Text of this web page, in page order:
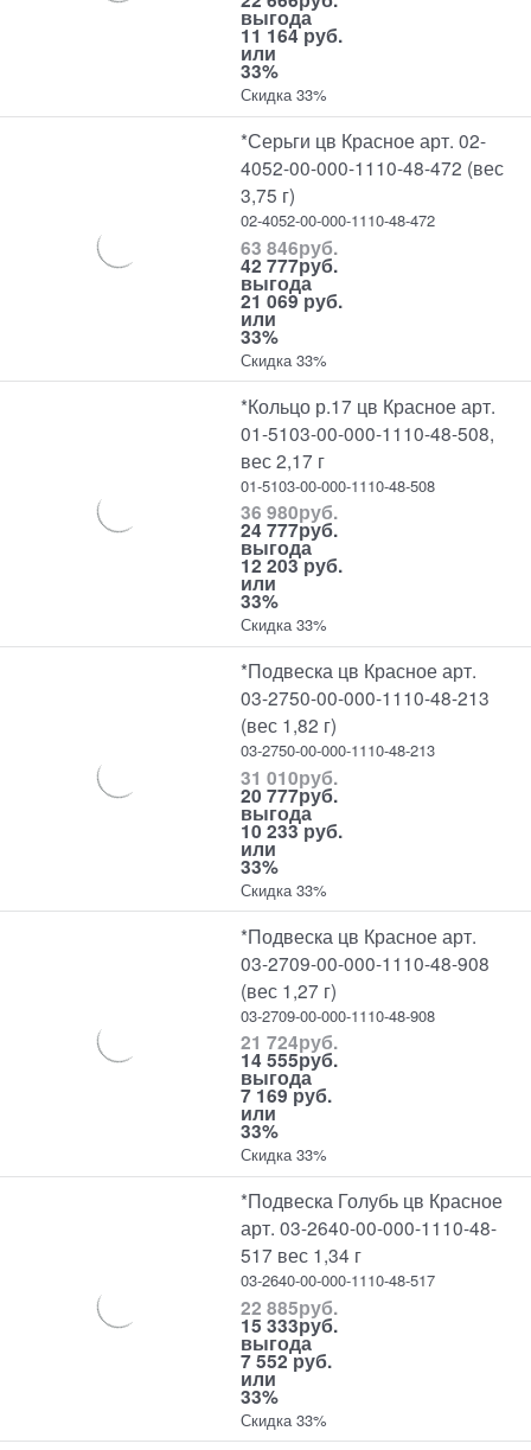
выгода
11 164 руб.
или
33%
Скидка 33%
*Серьги цв Красное арт. 02-
4052-00-000-1110-48-472 (вес
3,75 г)
02-4052-00-000-1110-48-472
63 846руб.
42 777руб.
выгода
21 069 руб.
или
33%
Скидка 33%
*Кольцо р.17 цв Красное арт.
01-5103-00-000-1110-48-508,
вес 2,17 г
01-5103-00-000-1110-48-508
36 980руб.
24 777руб.
выгода
12 203 руб.
или
33%
Скидка 33%
*Подвеска цв Красное арт.
03-2750-00-000-1110-48-213
(вес 1,82 г)
03-2750-00-000-1110-48-213
31 010руб.
20 777руб.
выгода
10 233 руб.
или
33%
Скидка 33%
*Подвеска цв Красное арт.
03-2709-00-000-1110-48-908
(вес 1,27 г)
03-2709-00-000-1110-48-908
21 724руб.
14 555руб.
выгода
7 169 руб.
или
33%
Скидка 33%
*Подвеска Голубь цв Красное
арт. 03-2640-00-000-1110-48-
517 вес 1,34 г
03-2640-00-000-1110-48-517
22 885руб.
15 333руб.
выгода
7 552 руб.
или
33%
Скидка 33%